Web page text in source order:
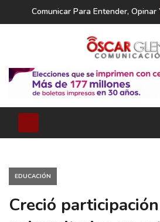
Comunicar Para Entender, Opinar
EDUCACIÓN
Creció